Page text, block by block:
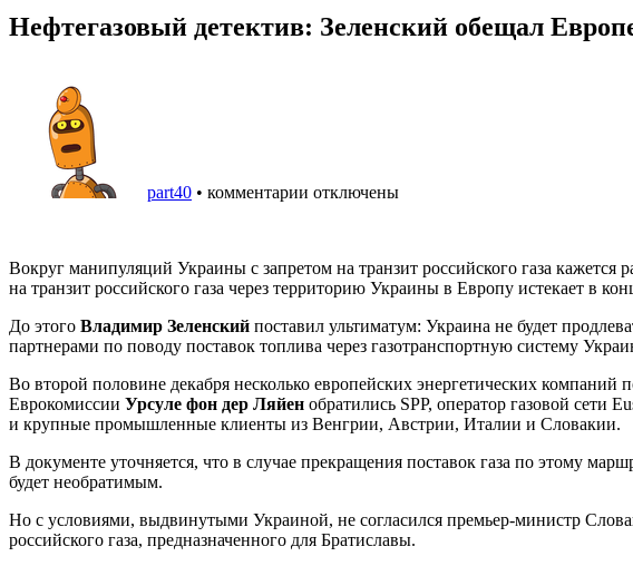
Нефтегазовый детектив: Зеленский обещал
part40 • комментарии отключены
Вокруг манипуляций Украины с запретом на транзит российского газа кажется
на транзит российского газа через территорию Украины в Европу истекает в
До этого Владимир Зеленский поставил ультиматум: Украина не будет
партнерами по поводу поставок топлива через газотранспортную систему
Во второй половине декабря несколько европейских энергетических
Еврокомиссии Урсуле фон дер Ляйен обратились SPP, оператор газовой сети
и крупные промышленные клиенты из Венгрии, Австрии, Италии и Словакии.
В документе уточняется, что в случае прекращения поставок газа по этому
будет необратимым.
Но с условиями, выдвинутыми Украиной, не согласился премьер-министр
российского газа, предназначенного для Братиславы.